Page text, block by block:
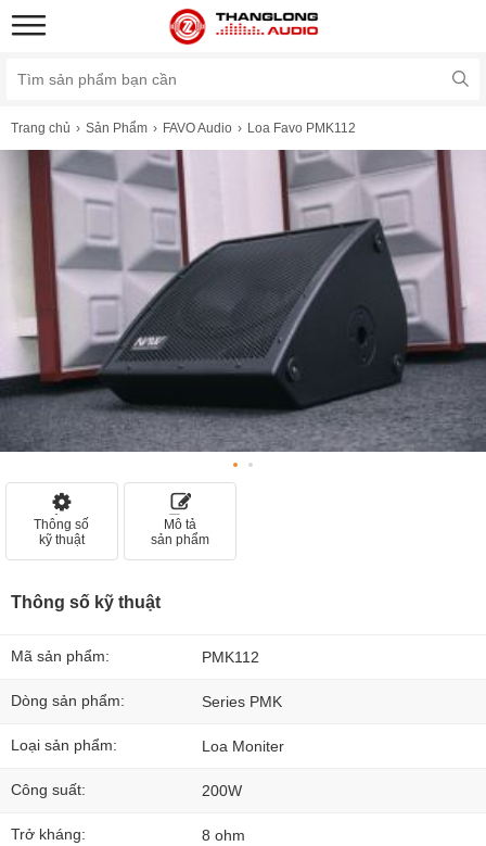
Trang chủ Sản Phẩm FAVO Audio Loa Favo PMK112
Thông số
kỹ thuật
Mô tả
sản phẩm
Thông số kỹ thuật
Mã sản phẩm: PMK112
Dòng sản phẩm: Series PMK
Loại sản phẩm: Loa Moniter
Công suất: 200W
Trở kháng: 8 ohm